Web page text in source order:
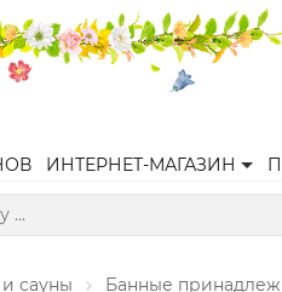
ИНТЕРНЕТ-МАГАЗИН
сауны Банные